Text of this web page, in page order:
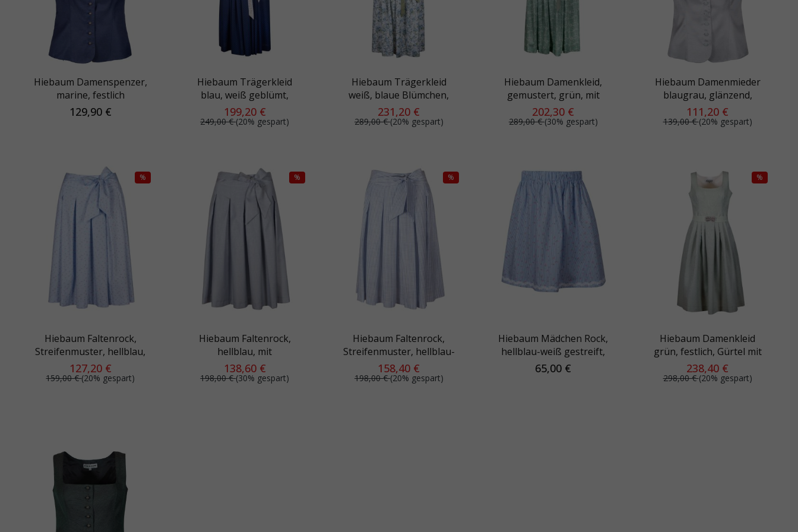
Hiebaum Damenspenzer,
marine, festlich
129,90 €
Hiebaum Trägerkleid
blau, weiß geblümt,
Bindegürtel
199,20 €
249,00 €(20% gespart)
Hiebaum Trägerkleid
weiß, blaue Blümchen,
grüner Bindegürtel
231,20 €
289,00 €(20% gespart)
Hiebaum Damenkleid,
gemustert, grün, mit
Schleifenband
202,30 €
289,00 €(30% gespart)
Hiebaum Damenmieder
blaugrau, glänzend,
festlich
111,20 €
139,00 €(20% gespart)
%
Hiebaum Faltenrock,
Streifenmuster, hellblau,
rosa geblümt, mit
Schleifenband
127,20 €
159,00 €(20% gespart)
%
Hiebaum Faltenrock,
hellblau, mit
Schleifenband
138,60 €
198,00 €(30% gespart)
%
Hiebaum Faltenrock,
Streifenmuster, hellblau-
weiß, mit Schleifenband
158,40 €
198,00 €(20% gespart)
Hiebaum Mädchen Rock,
hellblau-weiß gestreift,
Blümchen, Gummibund
65,00 €
%
Hiebaum Damenkleid
grün, festlich, Gürtel mit
Schließe
238,40 €
298,00 €(20% gespart)